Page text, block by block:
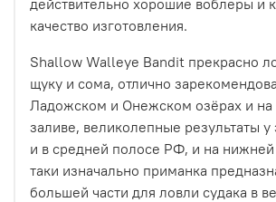
качество изготовления.
Shallow Walleye Bandit прекрасно
щуку и сома, отлично
Ладожском и Онежском озёрах и
заливе, великолепные результаты
и в средней полосе РФ, и на
таки изначально приманка
большей части для ловли судака в верхних кромках